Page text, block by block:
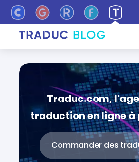
Traduc.com,
traduction en ligne
Commander des